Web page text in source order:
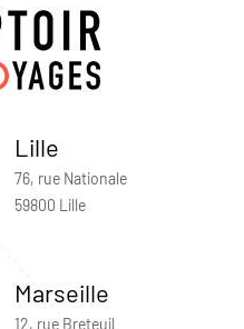
Lille
76, rue Nationale
59800 Lille
Marseille
12, rue Breteuil